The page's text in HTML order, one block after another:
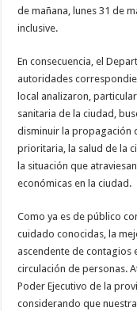
de mañana, lunes 31 de
inclusive.
En consecuencia, el
autoridades
local analizaron,
sanitaria de la ciudad,
disminuir la propagación
prioritaria, la salud de la
la situación que
económicas en la ciudad.
Como ya es de público
cuidado conocidas, la
ascendente de contagios
circulación de personas.
Poder Ejecutivo de la
considerando que